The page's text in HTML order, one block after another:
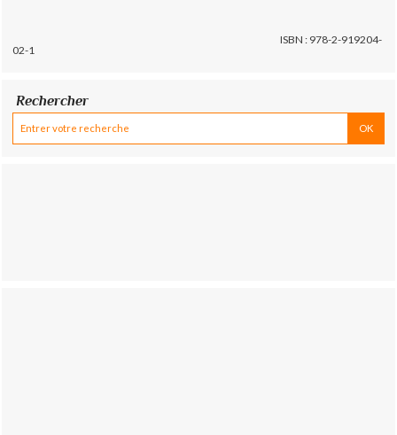
ISBN : 978-2-919204-
02-1
Rechercher